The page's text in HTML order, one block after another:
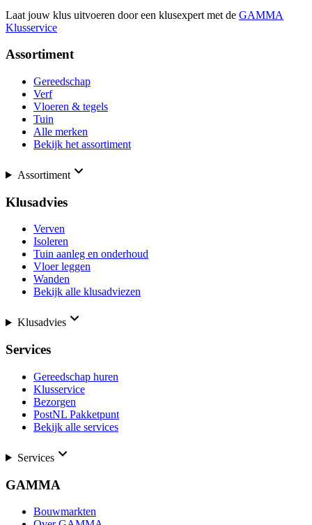
Laat jouw klus uitvoeren door een klusexpert met de GAMMA
Klusservice
Assortiment
Gereedschap
Verf
Vloeren & tegels
Tuin
Alle merken
Bekijk het assortiment
Assortiment
Klusadvies
Verven
Isoleren
Tuin aanleg en onderhoud
Vloer leggen
Wanden
Bekijk alle klusadviezen
Klusadvies
Services
Gereedschap huren
Klusservice
Bezorgen
PostNL Pakketpunt
Bekijk alle services
Services
GAMMA
Bouwmarkten